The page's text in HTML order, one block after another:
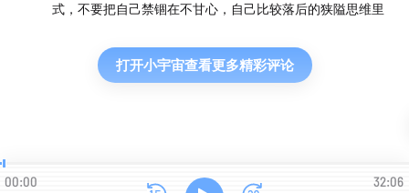
式，不要把自己禁锢在不甘心，自己比较落后的狭隘思维里
打开小宇宙查看更多精彩评论
00:00 32:06